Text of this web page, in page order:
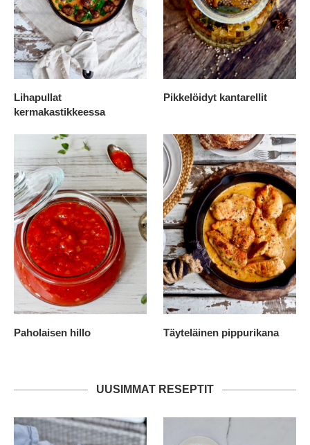
Lihapullat
kermakastikkeessa
Pikkelöidyt kantarellit
Paholaisen hillo Täyteläinen pippurikana
UUSIMMAT RESEPTIT